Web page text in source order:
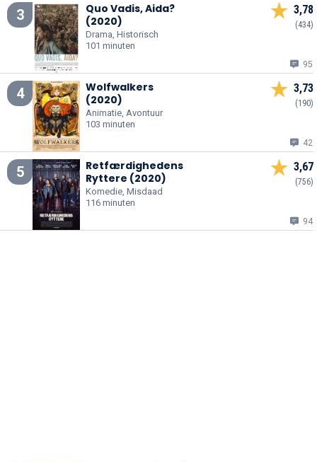
3
Quo Vadis, Aida?
(2020)
Drama, Historisch
101 minuten
3,78
(434)
95
4
Wolfwalkers
(2020)
Animatie, Avontuur
103 minuten
3,73
(190)
42
5
Retfærdighedens
Ryttere (2020)
Komedie, Misdaad
116 minuten
3,67
(756)
94